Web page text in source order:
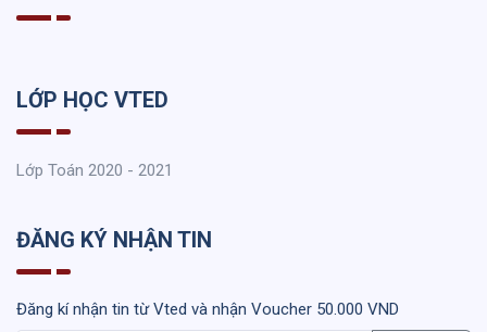
LỚP HỌC VTED
Lớp Toán 2020 - 2021
ĐĂNG KÝ NHẬN TIN
Đăng kí nhận tin từ Vted và nhận Voucher 50.000 VND